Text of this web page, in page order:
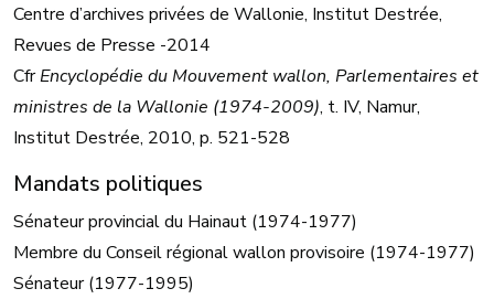
Centre d’archives privées de Wallonie, Institut Destrée,
Revues de Presse -2014
CfrEncyclopédie du Mouvement wallon, Parlementaires et
ministres de la Wallonie (1974-2009), t. IV, Namur,
Institut Destrée, 2010, p. 521-528
Mandats politiques
Sénateur provincial du Hainaut (1974-1977)
Membre du Conseil régional wallon provisoire (1974-1977)
Sénateur (1977-1995)